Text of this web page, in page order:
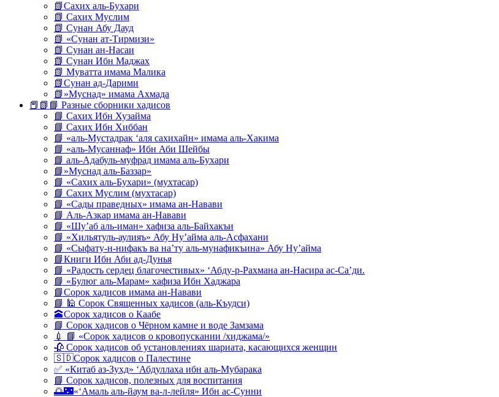
📗Сахих аль-Бухари
📗 Сахих Муслим
📗 Сунан Абу Дауд
📗 «Сунан ат-Тирмизи»
📗 Сунан ан-Насаи
📗 Сунан Ибн Маджах
📗 Муватта имама Малика
📗Сунан ад-Дарими
📗»Муснад» имама Ахмада
📕📗📘 Разные сборники хадисов
📘 Сахих Ибн Хузайма
📘 Сахих Ибн Хиббан
📘 «аль-Мустадрак ‘аля сахихайн» имама аль-Хакима
📘 «аль-Мусаннаф» Ибн Аби Шейбы
📘 аль-Адабуль-муфрад имама аль-Бухари
📘»Муснад аль-Баззар»
📘 «Сахих аль-Бухари» (мухтасар)
📘 Сахих Муслим (мухтасар)
📘 «Сады праведных» имама ан-Навави
📘 Аль-Азкар имама ан-Навави
📘 «Шу’аб аль-иман» хафиза аль-Байхакъи
📘 «Хильятуль-аулияъ» Абу Ну’айма аль-Асфахани
📘 «Сыфату-н-нифакъ ва на’ту аль-мунафикъина» Абу Ну’айма
📘Книги Ибн Аби ад-Дунья
📘 «Радость сердец благочестивых» ‘Абду-р-Рахмана ан-Насира ас-Са’ди.
📘 «Булюг аль-Марам» хафиза Ибн Хаджара
📘Сорок хадисов имама ан-Навави
📘 🕌 Сорок Священных хадисов (аль-Къудси)
🕋Сорок хадисов о Каабе
📘 Сорок хадисов о Чёрном камне и воде Замзама
💉 📘 «Сорок хадисов о кровопускании /хиджама/»
🥀 Сорок хадисов об установлениях шариата, касающихся женщин
🇸🇩Сорок хадисов о Палестине
✅ «Китаб аз-Зухд» ‘Абдуллаха ибн аль-Мубарака
📘 Сорок хадисов, полезных для воспитания
🌅🌃«‘Амаль аль-йаум ва-л-лейля» Ибн ас-Сунни